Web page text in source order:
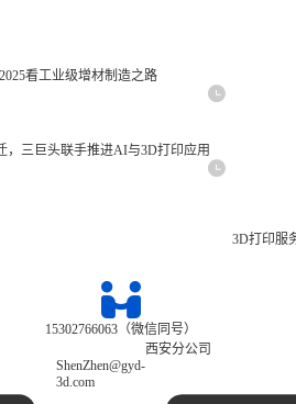
看工业级增材制造之路
，三巨头联手推进AI与3D打印应用
3D打印服
15302766063（微信同号）
ShenZhen@gyd-
3d.com
西安分公司